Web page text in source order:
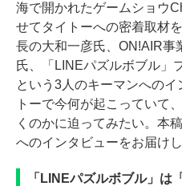
海で開かれたゲームショウ
せてタイトーへの密着取材
長の大和一彦氏、ON!AIR事
氏、「LINEパズルボブル」
という3人のキーマンへの
トーで今何が起こっていて
くのかに迫ってみたい。本
へのインタビューをお届けし
「LINEパズルボブル」は